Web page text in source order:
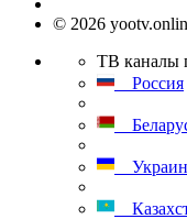
© 2026
ТВ каналы
Россия